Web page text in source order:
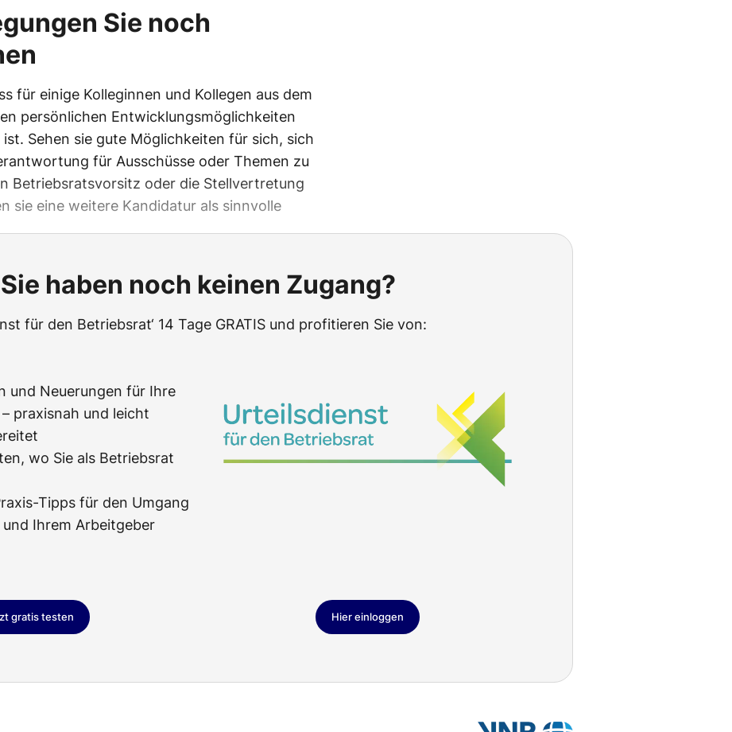
Sie noch
für einige Kolleginnen und Kollegen aus dem
persönlichen Entwicklungsmöglichkeiten
Sehen sie gute Möglichkeiten für sich, sich
für Ausschüsse oder Themen zu
Betriebsratsvorsitz oder die Stellvertretung
sie eine weitere Kandidatur als sinnvolle
Sie haben noch keinen Zugang?
für den Betriebsrat‘ 14 Tage GRATIS und profitieren Sie von:
und Neuerungen für Ihre
praxisnah und leicht
wo Sie als Betriebsrat
Tipps für den Umgang
Ihrem Arbeitgeber
gratis testen Hier einloggen